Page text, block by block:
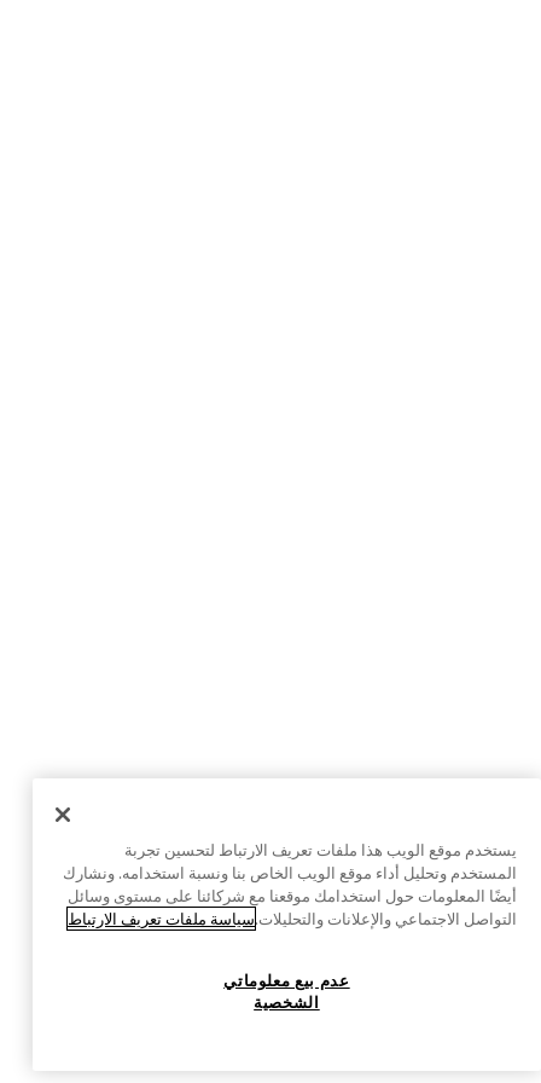
يستخدم موقع الويب هذا ملفات تعريف الارتباط لتحسين تجربة
المستخدم وتحليل أداء موقع الويب الخاص بنا ونسبة استخدامه. ونشارك
أيضًا المعلومات حول استخدامك موقعنا مع شركائنا على مستوى وسائل
التواصل الاجتماعي والإعلانات والتحليلات.سياسة ملفات تعريف الارتباط
عدم بيع معلوماتي
الشخصية